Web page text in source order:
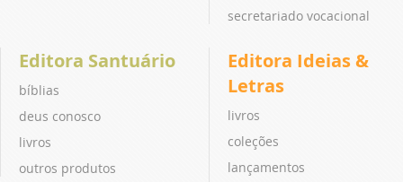
secretariado vocacional
Editora Santuário
bíblias
deus conosco
livros
outros produtos
Editora Ideias &
Letras
livros
coleções
lançamentos